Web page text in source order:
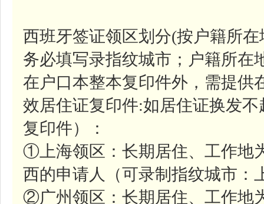
西班牙签证领区划分(按户籍所
务必填写录指纹城市；户籍所在
在户口本整本复印件外，需提供
效居住证复印件:如居住证换发
复印件）：
①上海领区：长期居住、工作地
西的申请人（可录制指纹城市：
②广州领区：长期居住、工作地